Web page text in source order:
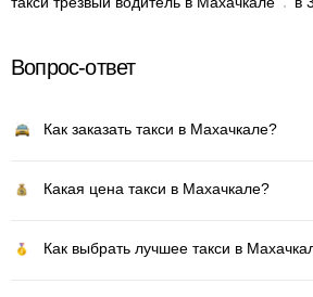
Вопрос-ответ
Как заказать такси в Махачкале?
Какая цена такси в Махачкале?
Как выбрать лучшее такси в